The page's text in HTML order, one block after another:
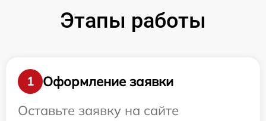
Этапы работы
1
Оформление заявки
Оставьте заявку на сайте